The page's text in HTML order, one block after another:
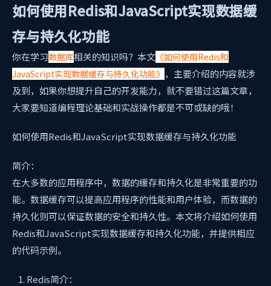
如何使用Redis和JavaScript实现数据缓
存与持久化功能
你在学习数据库相关的知识吗？本文 《如何使用Redis和
JavaScript实现数据缓存与持久化功能》 ，主要介绍的内容就涉
及到，如果你想提升自己的开发能力，就不要错过这篇文章，
大家要知道编程理论基础和实战操作都是不可或缺的哦！
如何使用Redis和JavaScript实现数据缓存与持久化功能
简介：
在大多数的应用程序中，数据的缓存和持久化是非常重要的功
能。数据缓存可以提高应用程序的性能和用户体验，而数据的
持久化则可以保证数据的安全和持久性。本文将介绍如何使用
Redis和JavaScript实现数据缓存和持久化功能，并提供相应
的代码示例。
Redis简介：